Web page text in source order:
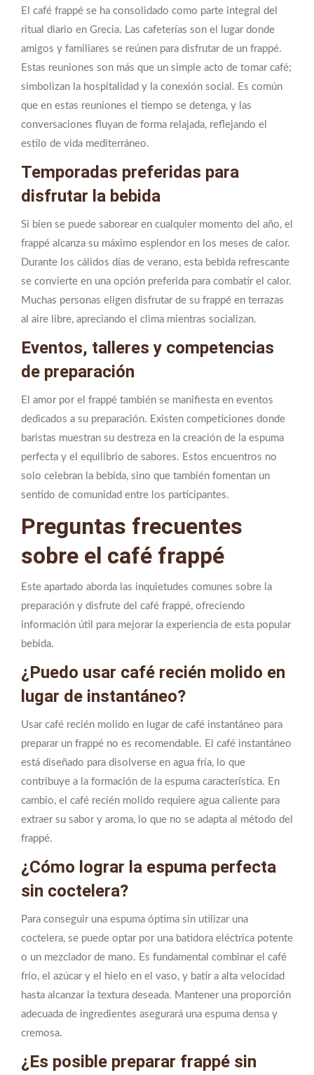
El café frappé se ha consolidado como parte integral del
ritual diario en Grecia. Las cafeterías son el lugar donde
amigos y familiares se reúnen para disfrutar de un frappé.
Estas reuniones son más que un simple acto de tomar café;
simbolizan la hospitalidad y la conexión social. Es común
que en estas reuniones el tiempo se detenga, y las
conversaciones fluyan de forma relajada, reflejando el
estilo de vida mediterráneo.
Temporadas preferidas para
disfrutar la bebida
Si bien se puede saborear en cualquier momento del año, el
frappé alcanza su máximo esplendor en los meses de calor.
Durante los cálidos días de verano, esta bebida refrescante
se convierte en una opción preferida para combatir el calor.
Muchas personas eligen disfrutar de su frappé en terrazas
al aire libre, apreciando el clima mientras socializan.
Eventos, talleres y competencias
de preparación
El amor por el frappé también se manifiesta en eventos
dedicados a su preparación. Existen competiciones donde
baristas muestran su destreza en la creación de la espuma
perfecta y el equilibrio de sabores. Estos encuentros no
solo celebran la bebida, sino que también fomentan un
sentido de comunidad entre los participantes.
Preguntas frecuentes
sobre el café frappé
Este apartado aborda las inquietudes comunes sobre la
preparación y disfrute del café frappé, ofreciendo
información útil para mejorar la experiencia de esta popular
bebida.
¿Puedo usar café recién molido en
lugar de instantáneo?
Usar café recién molido en lugar de café instantáneo para
preparar un frappé no es recomendable. El café instantáneo
está diseñado para disolverse en agua fría, lo que
contribuye a la formación de la espuma característica. En
cambio, el café recién molido requiere agua caliente para
extraer su sabor y aroma, lo que no se adapta al método del
frappé.
¿Cómo lograr la espuma perfecta
sin coctelera?
Para conseguir una espuma óptima sin utilizar una
coctelera, se puede optar por una batidora eléctrica potente
o un mezclador de mano. Es fundamental combinar el café
frío, el azúcar y el hielo en el vaso, y batir a alta velocidad
hasta alcanzar la textura deseada. Mantener una proporción
adecuada de ingredientes asegurará una espuma densa y
cremosa.
¿Es posible preparar frappé sin